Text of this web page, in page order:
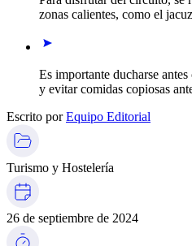
zonas calientes, como el
Es importante ducharse
y evitar comidas copiosas
Escrito porEquipo Editorial
Turismo y Hostelería
26 de septiembre de 2024